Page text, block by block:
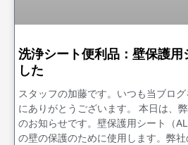
洗浄シート便利品：壁保護用
した
スタッフの加藤です。いつも当ブロ
にありがとうございます。 本日は、
のお知らせです。壁保護用シート（
の壁の保護のために使用します。弊